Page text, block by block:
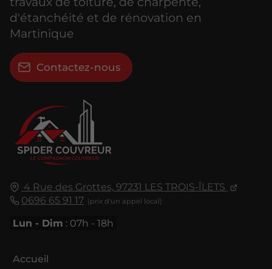
4 Rue des Grottes, 97231 LES TROIS-ÎLETS
0696 65 91 17
Lun - Dim : 07h - 18h
Accueil
d'étanchéité et de rénovation en
Martinique
Contactez-nous